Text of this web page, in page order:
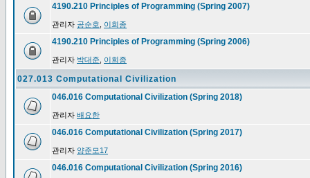
4190.210 Principles of Programming (Spring 2007)
관리자 공순호 이희종
4190.210 Principles of Programming (Spring 2006)
관리자 박대준 이희종
027.013 Computational Civilization
046.016 Computational Civilization (Spring 2018)
관리자 배요한
046.016 Computational Civilization (Spring 2017)
관리자 양준모17
046.016 Computational Civilization (Spring 2016)